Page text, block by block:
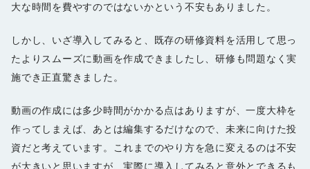
大な時間を費やすのではないかという不安もありました。
しかし、いざ導入してみると、既存の研修資料を活用して思っ
たよりスムーズに動画を作成できましたし、研修も問題なく実
施でき正直驚きました。
動画の作成には多少時間がかかる点はありますが、一度大枠を
作ってしまえば、あとは編集するだけなので、未来に向けた投
資だと考えています。これまでのやり方を急に変えるのは不安
が大きいと思いますが、実際に導入してみると意外とできるも